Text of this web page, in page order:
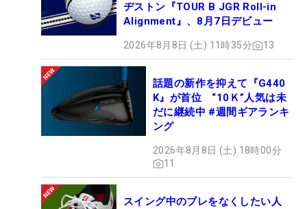
ヂストン『TOUR B JGR Roll-in
Alignment』、8月7日デビュー
2026年8月8日 (土) 11時35分 13
話題の新作を抑えて『G440
K』が首位 “10Ｋ”人気は未
だに継続中 #週間ギアランキ
ング
2026年8月8日 (土) 18時00分
11
スイング中のブレをなくしたい人